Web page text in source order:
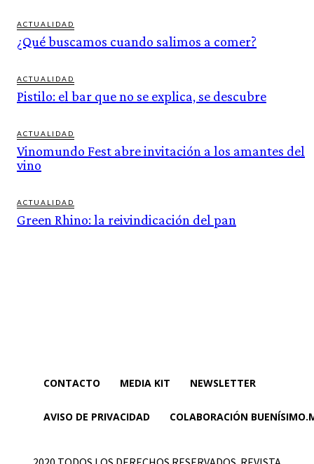
ACTUALIDAD
¿Qué buscamos cuando salimos a comer?
ACTUALIDAD
Pistilo: el bar que no se explica, se descubre
ACTUALIDAD
Vinomundo Fest abre invitación a los amantes del
vino
ACTUALIDAD
Green Rhino: la reivindicación del pan
CONTACTO MEDIA KIT NEWSLETTER
AVISO DE PRIVACIDAD COLABORACIÓN